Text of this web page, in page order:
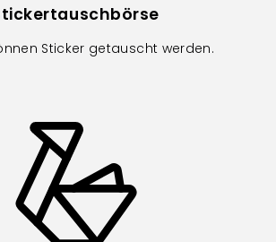
Sticker getauscht werden.